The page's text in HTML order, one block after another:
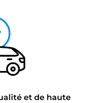
et de haute